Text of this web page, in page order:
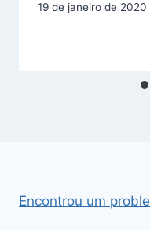
19 de janeiro de 2020
Encontrou um